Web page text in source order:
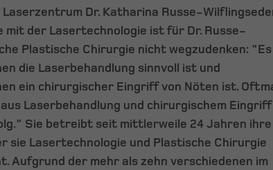
Dr. Katharina Russe-
mit der Lasertechnologie ist für Dr. Russe-
Plastische Chirurgie nicht wegzudenken:
die Laserbehandlung sinnvoll ist und
ein chirurgischer Eingriff von Nöten ist.
Laserbehandlung und chirurgischem Eingriff
Sie betreibt seit mittlerweile 24 Jahren ihre
sie Lasertechnologie und Plastische Chirurgie
Aufgrund der mehr als zehn verschiedenen im